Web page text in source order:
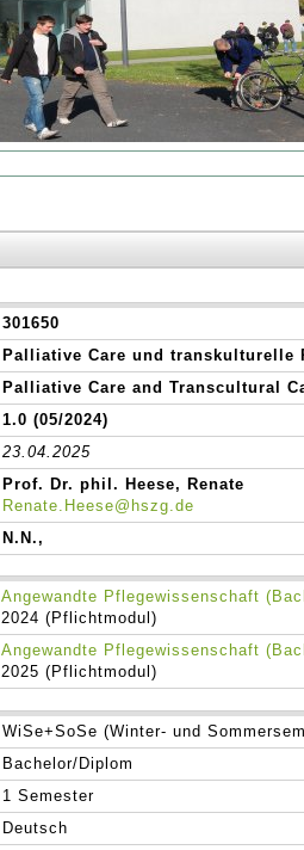
301650
Palliative Care und transkulturelle
Palliative Care and Transcultural
1.0 (05/2024)
23.04.2025
Prof. Dr. phil. Heese, Renate
Renate.Heese@hszg.de
N.N.,
Angewandte Pflegewissenschaft
2024 (Pflichtmodul)
Angewandte Pflegewissenschaft
2025 (Pflichtmodul)
WiSe+SoSe (Winter- und
Bachelor/Diplom
1 Semester
Deutsch